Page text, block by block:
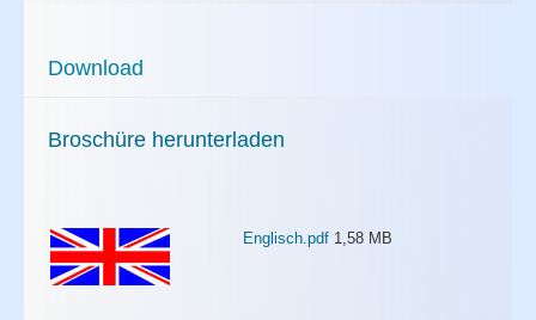
Download
Broschüre herunterladen
Englisch.pdf 1,58 MB